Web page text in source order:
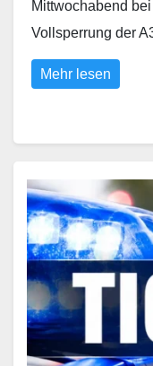
Mittwochabend
Vollsperrung der
Mehr lesen